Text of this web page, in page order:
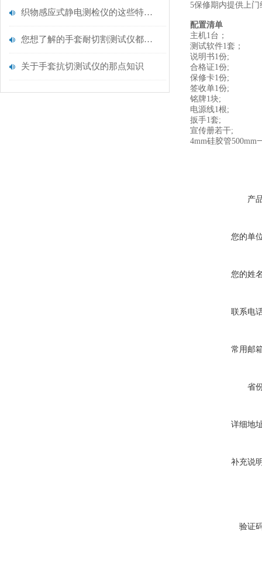
织物感应式静电测检仪的这些特点很少有人都知道
您想了解的手套耐切割测试仪都在这里了
关于手套抗切测试仪的那点知识
5保修期内提供上
配置清单
主机1台；
测试软件1套；
说明书1份;
合格证1份;
保修卡1份;
签收单1份;
铭牌1块;
电源线1根;
扳手1套;
宣传册若干;
4mm硅胶管500mm
产
您的单
您的姓
联系电
常用邮
省
详细地
补充说
验证